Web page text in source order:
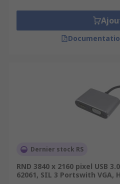
Dernier stock RS
RND 3840 x 2160 pixel USB
62061, SIL 3 Portswith VGA,